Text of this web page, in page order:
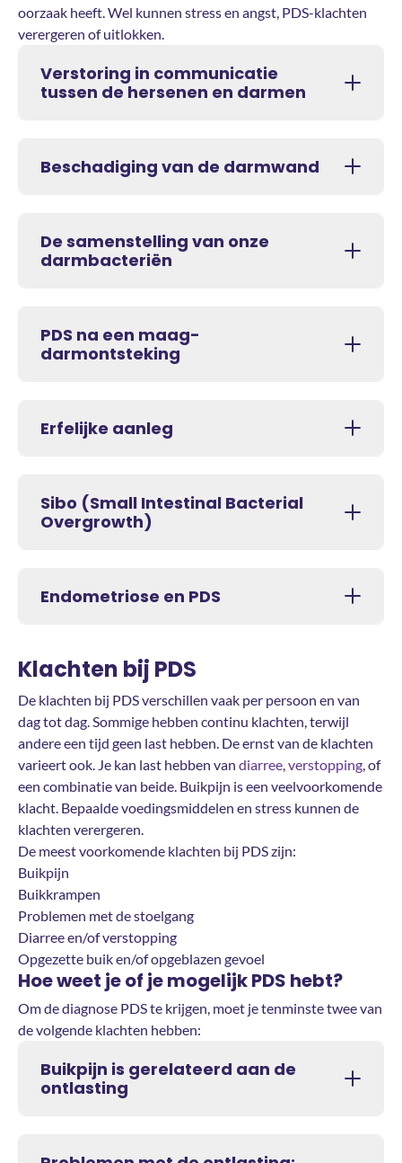
oorzaak heeft. Wel kunnen stress en angst, PDS-klachten
verergeren of uitlokken.
Verstoring in communicatie
tussen de hersenen en darmen
Beschadiging van de darmwand
De samenstelling van onze
darmbacteriën
PDS na een maag-
darmontsteking
Erfelijke aanleg
Sibo (Small Intestinal Bacterial
Overgrowth)
Endometriose en PDS
Klachten bij PDS
De klachten bij PDS verschillen vaak per persoon en van
dag tot dag. Sommige hebben continu klachten, terwijl
andere een tijd geen last hebben. De ernst van de klachten
varieert ook. Je kan last hebben van diarree,verstopping, of
een combinatie van beide. Buikpijn is een veelvoorkomende
klacht. Bepaalde voedingsmiddelen en stress kunnen de
klachten verergeren.
De meest voorkomende klachten bij PDS zijn:
Buikpijn
Buikkrampen
Problemen met de stoelgang
Diarree en/of verstopping
Opgezette buik en/of opgeblazen gevoel
Hoe weet je of je mogelijk PDS hebt?
Om de diagnose PDS te krijgen, moet je tenminste twee van
de volgende klachten hebben:
Buikpijn is gerelateerd aan de
ontlasting